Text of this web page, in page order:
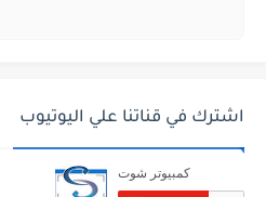
اشترك في قناتنا علي اليوتيوب